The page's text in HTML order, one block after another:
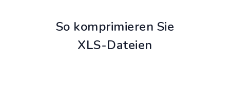
So komprimieren Sie
XLS-Dateien